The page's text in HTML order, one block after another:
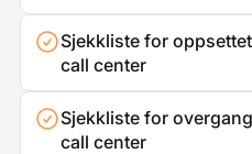
Sjekkliste for
call center
Sjekkliste for
call center